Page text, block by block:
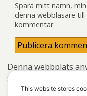
Spara mitt namn,
denna webbläsare
kommentar.
Denna webbplats
skräppost.
bearbetas.
This website stores